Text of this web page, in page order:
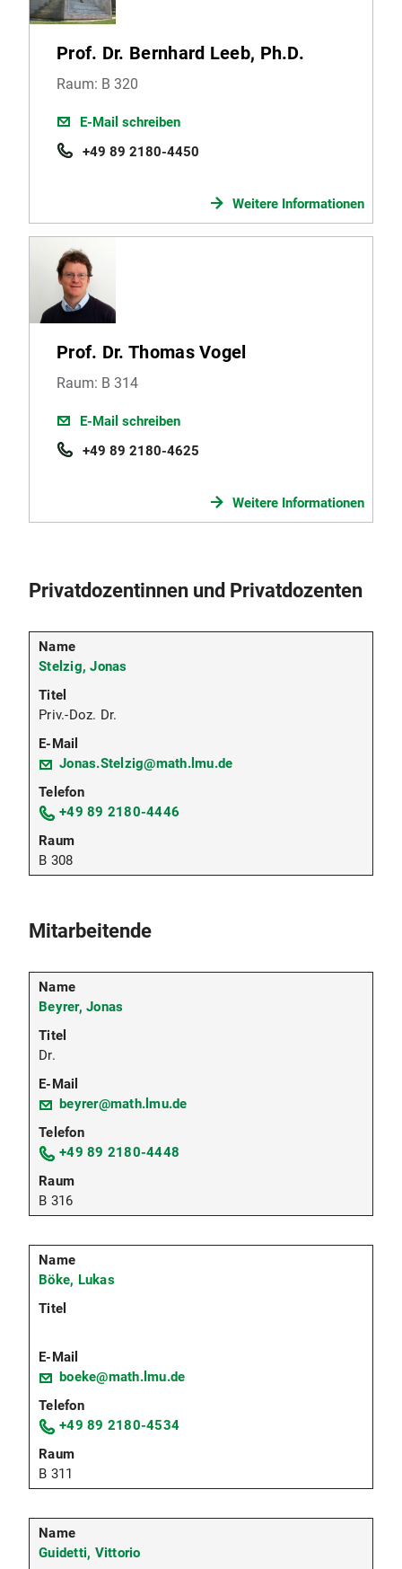
Prof. Dr. Bernhard Leeb, Ph.D.
Raum: B 320
E-Mail schreiben
+49 89 2180-4450
Weitere Informationen
Prof. Dr. Thomas Vogel
Raum: B 314
E-Mail schreiben
+49 89 2180-4625
Weitere Informationen
Privatdozentinnen und Privatdozenten
Stelzig, Jonas
Priv.-Doz. Dr.
Jonas.Stelzig@math.lmu.de
+49 89 2180-4446
B 308
Mitarbeitende
Beyrer, Jonas
Dr.
beyrer@math.lmu.de
+49 89 2180-4448
B 316
Böke, Lukas
boeke@math.lmu.de
+49 89 2180-4534
B 311
Guidetti, Vittorio